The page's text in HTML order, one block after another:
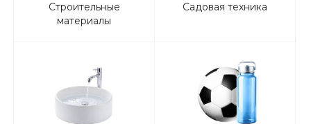
Строительные
материалы
Садовая техника